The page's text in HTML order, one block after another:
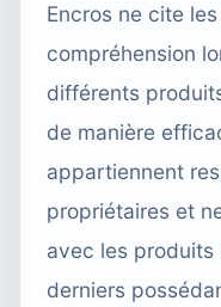
Encros ne cite
compréhension
différents
de manière
appartiennent
propriétaires et
avec les produits
derniers